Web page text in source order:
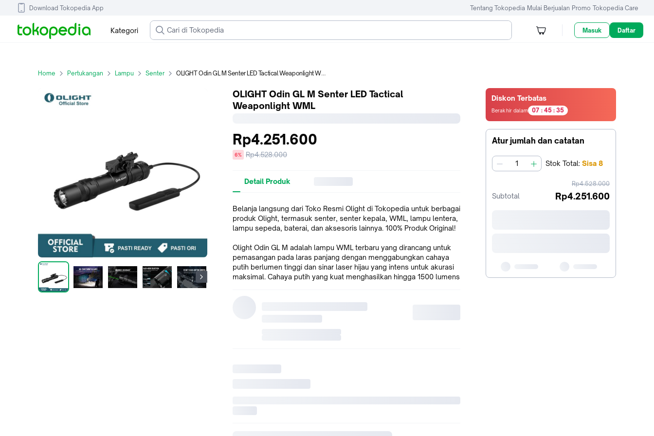
Download Tokopedia App Tentang Tokopedia Mulai Berjualan Promo Tokopedia Care
Kategori Masuk Daftar
Home Pertukangan Lampu Senter OLIGHT Odin GL M Senter LED Tactical Weaponlight WML
Diskon Terbatas
Berakhir dalam
0
0
0
7 :
0
4
0
5 :
0
3
0
5
7
detik
Atur jumlah dan catatan
jumlah Stok Total: Sisa 8
harga
sebelum
Rp4.528.000
Subtotal Rp4.251.600
OLIGHT Odin GL M Senter LED Tactical
Weaponlight WML
Rp4.251.600
diskon
6%
Harga
Rp4.528.000
Detail Produk
Belanja langsung dari Toko Resmi Olight di Tokopedia untuk berbagai
produk Olight, termasuk senter, senter kepala, WML, lampu lentera,
lampu sepeda, baterai, dan aksesoris lainnya. 100% Produk Original!
Olight Odin GL M adalah lampu WML terbaru yang dirancang untuk
pemasangan pada laras panjang dengan menggabungkan cahaya
putih berlumen tinggi dan sinar laser hijau yang intens untuk akurasi
maksimal. Cahaya putih yang kuat menghasilkan hingga 1500 lumens
cahaya putih, sinar laser hijau, atau keduanya. Odin GL M mewarisi
banyak fitur hebat dari seri Odin termasuk indikator baterai getar,
saklar ekor logam yang tidak bersuara, baterai 5000mAh 21700
saklar remote magnetik yang dapat dikunci memungkinkan nyala
sementara/konstan dengan cepat. Badan aluminium kelas pesawat
- Sumber cahaya ganda: Memiliki lampu LED putih (hingga 1500